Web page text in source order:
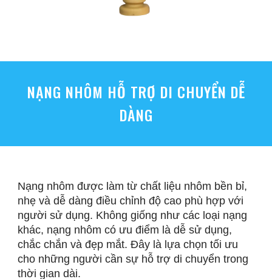
NẠNG NHÔM HỖ TRỢ DI CHUYỂN DỄ
DÀNG
Nạng nhôm được làm từ chất liệu nhôm bền bỉ,
nhẹ và dễ dàng điều chỉnh độ cao phù hợp với
người sử dụng. Không giống như các loại nạng
khác, nạng nhôm có ưu điểm là dễ sử dụng,
chắc chắn và đẹp mắt. Đây là lựa chọn tối ưu
cho những người cần sự hỗ trợ di chuyển trong
thời gian dài.